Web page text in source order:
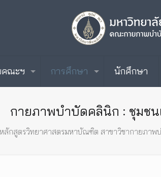
คณะฯ การศึกษา นักศึกษา
กายภาพบำบัดคลินิก : ชุมชน
หลักสูตรวิทยาศาสตรมหาบัณฑิต สาขาวิชากายภาพ